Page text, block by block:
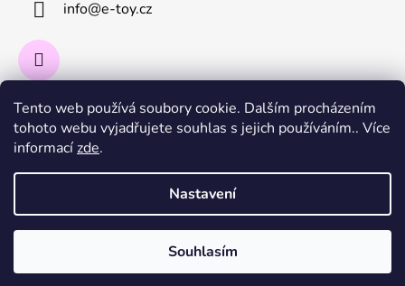
Tento web používá soubory cookie. Dalším procházením
tohoto webu vyjadřujete souhlas s jejich používáním.. Více
informacízde.
Nastavení
Souhlasím
info@e-toy.cz
Instagram
Sledovat na Instagramu
Vytvořil Shoptet
Copyright 2026E-toy.cz. Všechna práva vyhrazena.